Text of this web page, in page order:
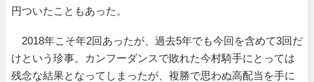
円ついたこともあった。
2018年こそ年2回あったが、過去5年でも今回を含めて3回だ
けという珍事。カンフーダンスで敗れた今村騎手にとっては
残念な結果となってしまったが、複勝で思わぬ高配当を手に